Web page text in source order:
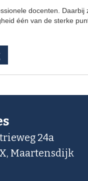
docenten.
één van de sterke
24a
Maartensdijk